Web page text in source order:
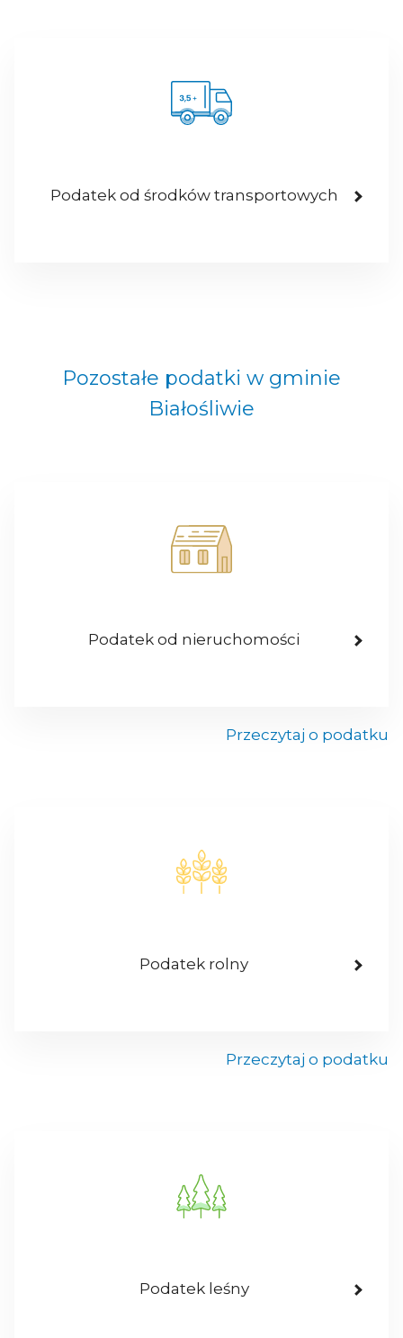
Podatek od środków transportowych
Pozostałe podatki w gminie
Białośliwie
Podatek od nieruchomości
Przeczytaj o podatku
Podatek rolny
Przeczytaj o podatku
Podatek leśny